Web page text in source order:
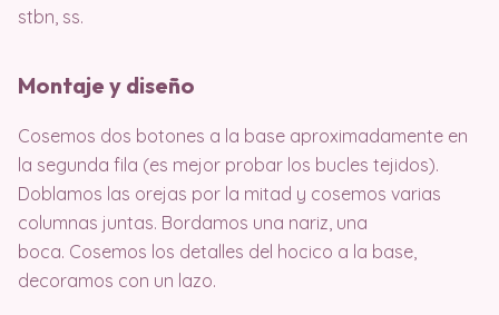
stbn, ss.
Montaje y diseño
Cosemos dos botones a la base aproximadamente en
la segunda fila (es mejor probar los bucles tejidos).
Doblamos las orejas por la mitad y cosemos varias
columnas juntas. Bordamos una nariz, una
boca. Cosemos los detalles del hocico a la base,
decoramos con un lazo.